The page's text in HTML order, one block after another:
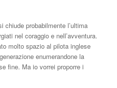
probabilmente l’ultima
nel coraggio e nell’avventura.
molto spazio al pilota inglese
enumerandone la
fine. Ma io vorrei proporre i